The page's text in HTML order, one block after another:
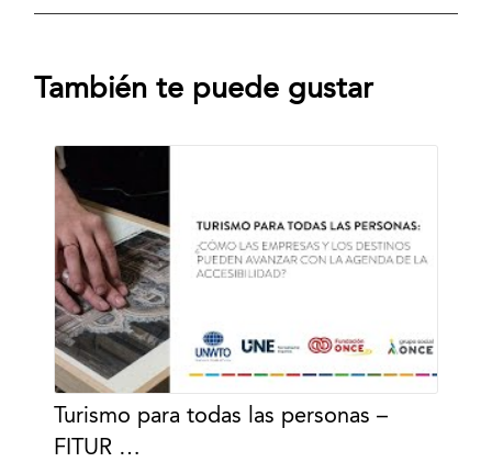
También te puede gustar
Turismo para todas las personas –
FITUR …